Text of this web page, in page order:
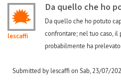
lescaffi
Da quello che ho
Da quello che ho potuto
confrontare; nel tuo caso,
probabilmente ha
Submitted by lescaffi on Sab, 23/07/